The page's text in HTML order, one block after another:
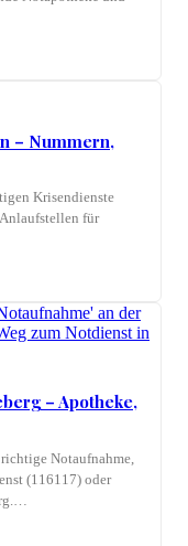
– Nummern,
Krisendienste
für
– Apotheke,
Notaufnahme,
(116117) oder